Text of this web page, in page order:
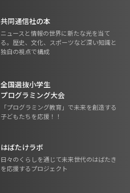
共同通信社の本
ニュースと情報の世界に新たな光を当て
る。歴史、文化、スポーツなど深い知識と
独自の視点で構成
全国選抜小学生
プログラミング大会
「プログラミング教育」で未来を創造する
子どもたちを応援！！
はばたけラボ
日々のくらしを通じて未来世代のはばたき
を応援するプロジェクト